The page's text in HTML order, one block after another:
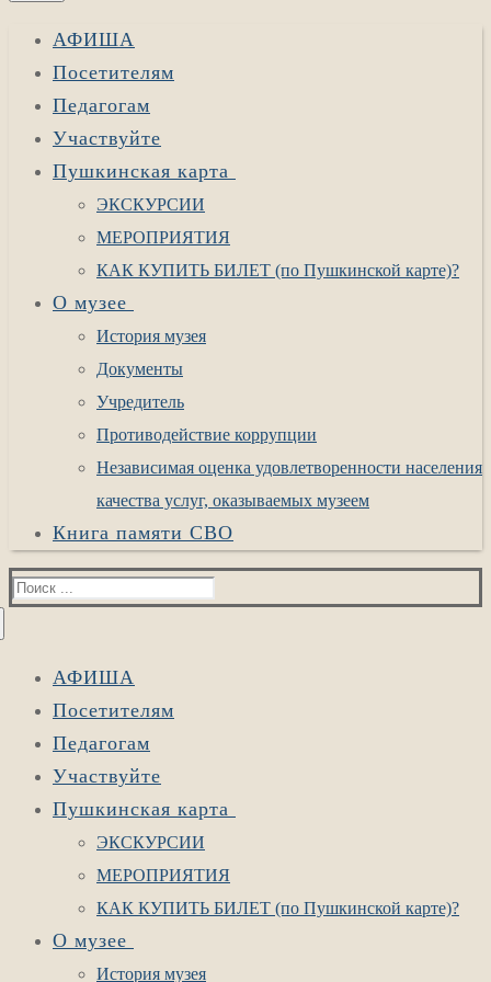
АФИША
Посетителям
Педагогам
Участвуйте
Пушкинская карта
ЭКСКУРСИИ
МЕРОПРИЯТИЯ
КАК КУПИТЬ БИЛЕТ (по Пушкинской карте)?
О музее
История музея
Документы
Учредитель
Противодействие коррупции
Независимая оценка удовлетворенности населения
качества услуг, оказываемых музеем
Книга памяти СВО
Найти:
АФИША
Посетителям
Педагогам
Участвуйте
Пушкинская карта
ЭКСКУРСИИ
МЕРОПРИЯТИЯ
КАК КУПИТЬ БИЛЕТ (по Пушкинской карте)?
О музее
История музея